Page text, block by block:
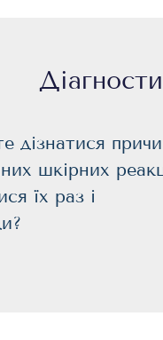
дізнатися
шкірних
їх раз і